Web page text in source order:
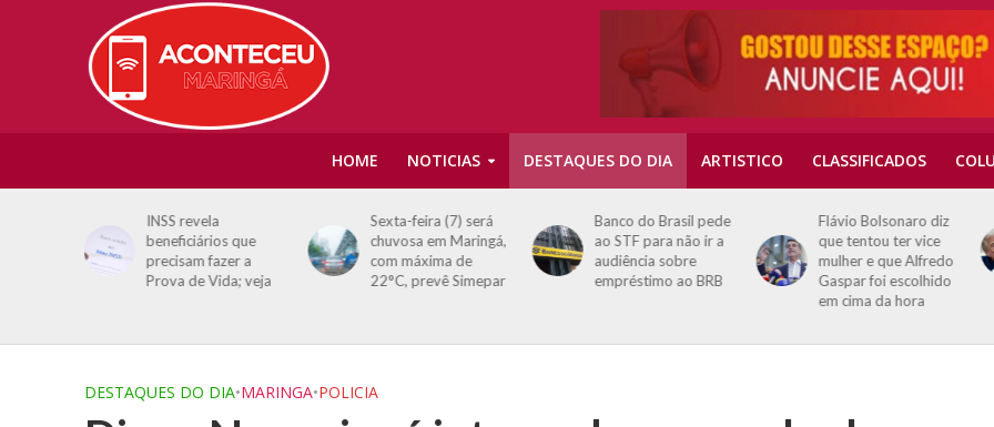
HOME NOTICIAS DESTAQUES DO DIA ARTISTICO CLASSIFICADOS
INSS revela
beneficiários que
precisam fazer a
Prova de Vida; veja
Sexta-feira (7) será
chuvosa em Maringá,
com máxima de
22°C, prevê Simepar
Banco do Brasil pede
ao STF para não ir a
audiência sobre
empréstimo ao BRB
Flávio Bolsonaro diz
que tentou ter vice
mulher e que Alfredo
Gaspar foi escolhido
em cima da hora
DESTAQUES DO DIA•MARINGA•POLICIA